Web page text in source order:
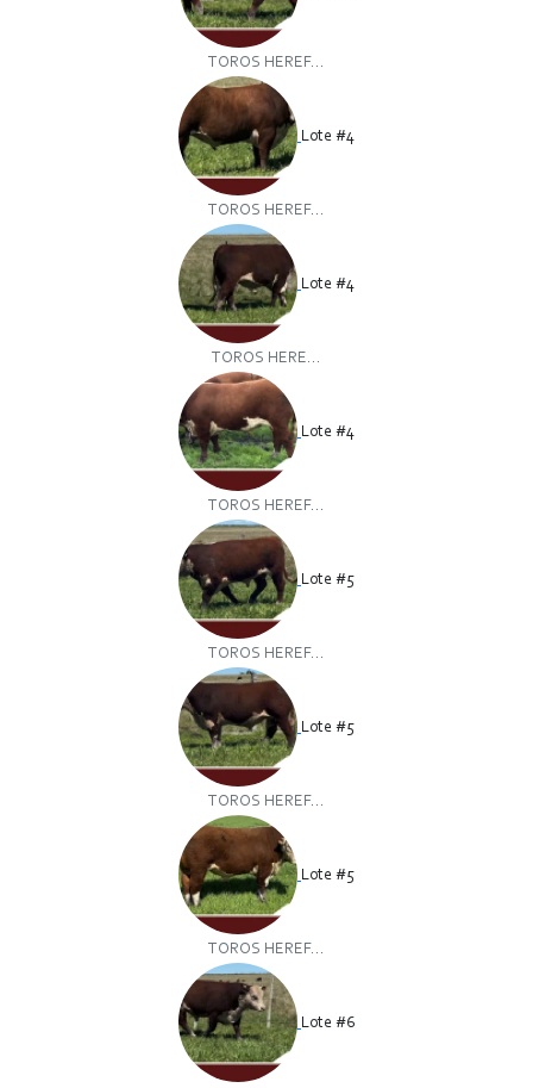
TOROS HEREF...
Lote #4
TOROS HEREF...
Lote #4
TOROS HERE...
Lote #4
TOROS HEREF...
Lote #5
TOROS HEREF...
Lote #5
TOROS HEREF...
Lote #5
TOROS HEREF...
Lote #6